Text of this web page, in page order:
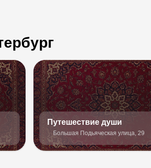
Путешествие души
Большая Подьяческая улица, 29